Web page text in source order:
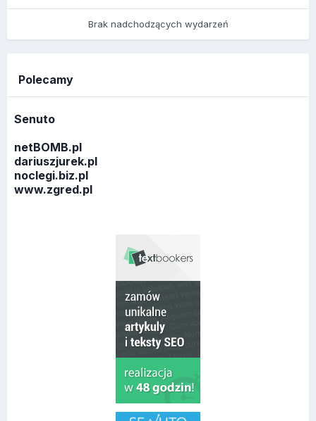
Brak nadchodzących wydarzeń
Polecamy
Senuto
netBOMB.pl
dariuszjurek.pl
noclegi.biz.pl
www.zgred.pl